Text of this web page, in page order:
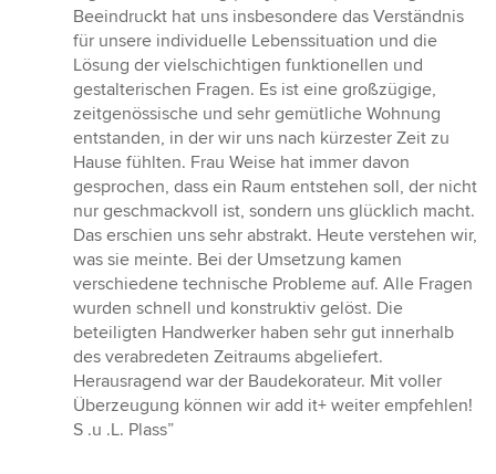
Sternen
Beeindruckt hat uns insbesondere das Verständnis
für unsere individuelle Lebenssituation und die
Lösung der vielschichtigen funktionellen und
gestalterischen Fragen. Es ist eine großzügige,
zeitgenössische und sehr gemütliche Wohnung
entstanden, in der wir uns nach kürzester Zeit zu
Hause fühlten. Frau Weise hat immer davon
gesprochen, dass ein Raum entstehen soll, der nicht
nur geschmackvoll ist, sondern uns glücklich macht.
Das erschien uns sehr abstrakt. Heute verstehen wir,
was sie meinte. Bei der Umsetzung kamen
verschiedene technische Probleme auf. Alle Fragen
wurden schnell und konstruktiv gelöst. Die
beteiligten Handwerker haben sehr gut innerhalb
des verabredeten Zeitraums abgeliefert.
Herausragend war der Baudekorateur. Mit voller
Überzeugung können wir add it+ weiter empfehlen!
S .u .L. Plass”